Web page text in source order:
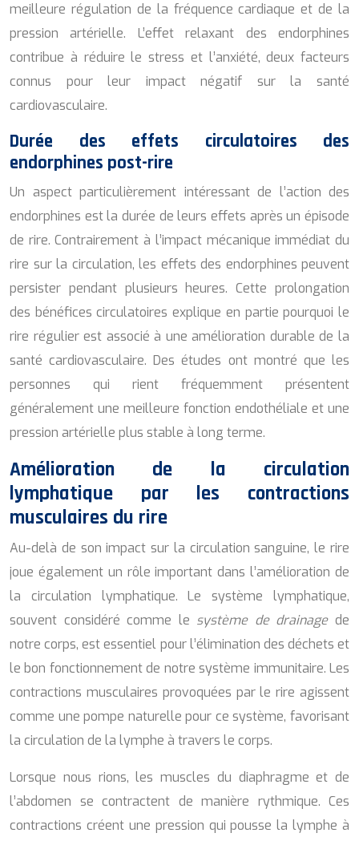
meilleure régulation de la fréquence cardiaque et de la
pression artérielle. L’effet relaxant des endorphines
contribue à réduire le stress et l’anxiété, deux facteurs
connus pour leur impact négatif sur la santé
cardiovasculaire.
Durée des effets circulatoires des
endorphines post-rire
Un aspect particulièrement intéressant de l’action des
endorphines est la durée de leurs effets après un épisode
de rire. Contrairement à l’impact mécanique immédiat du
rire sur la circulation, les effets des endorphines peuvent
persister pendant plusieurs heures. Cette prolongation
des bénéfices circulatoires explique en partie pourquoi le
rire régulier est associé à une amélioration durable de la
santé cardiovasculaire. Des études ont montré que les
personnes qui rient fréquemment présentent
généralement une meilleure fonction endothéliale et une
pression artérielle plus stable à long terme.
Amélioration de la circulation
lymphatique par les contractions
musculaires du rire
Au-delà de son impact sur la circulation sanguine, le rire
joue également un rôle important dans l’amélioration de
la circulation lymphatique. Le système lymphatique,
souvent considéré comme le système de drainagede
notre corps, est essentiel pour l’élimination des déchets et
le bon fonctionnement de notre système immunitaire. Les
contractions musculaires provoquées par le rire agissent
comme une pompe naturelle pour ce système, favorisant
la circulation de la lymphe à travers le corps.
Lorsque nous rions, les muscles du diaphragme et de
l’abdomen se contractent de manière rythmique. Ces
contractions créent une pression qui pousse la lymphe à